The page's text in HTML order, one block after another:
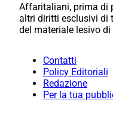
Affaritaliani, prima di
altri diritti esclusivi di
del materiale lesivo
Contatti
Policy Editoriali
Redazione
Per la tua